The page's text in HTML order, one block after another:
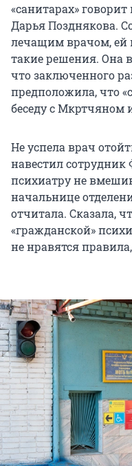
«санитарах»
Дарья Позднякова.
лечащим врачом, ей
такие решения. Она
что заключенного
предположила, что
беседу с Мкртчяном
Не успела врач
навестил
психиатру не
начальнице
отчитала. Сказала,
«гражданской»
не нравятся